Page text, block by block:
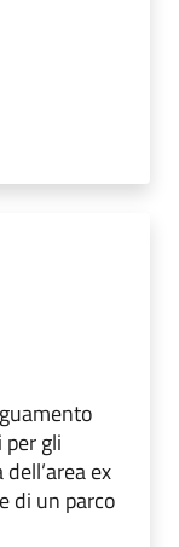
gli
ex
di un parco